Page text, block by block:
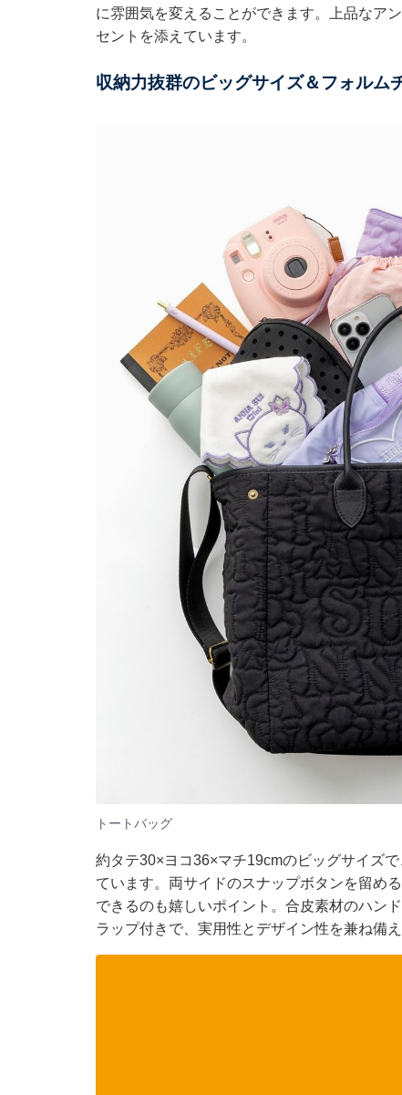
に雰囲気を変えることができます。上品なア
セントを添えています。
収納力抜群のビッグサイズ＆フォルム
トートバッグ
約タテ30×ヨコ36×マチ19cmのビッグサイズ
ています。両サイドのスナップボタンを留め
できるのも嬉しいポイント。合皮素材のハン
ラップ付きで、実用性とデザイン性を兼ね備え